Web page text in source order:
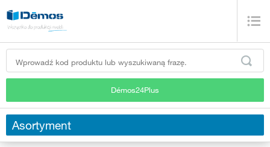
Démos24Plus
Asortyment